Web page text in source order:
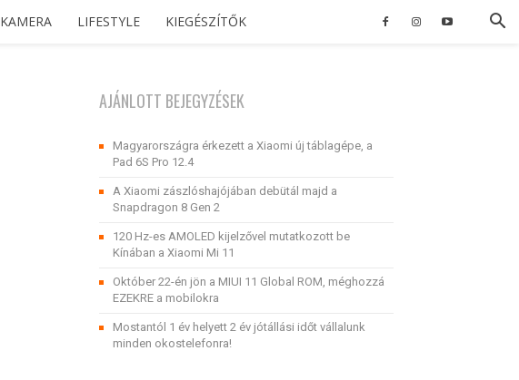
KAMERA LIFESTYLE KIEGÉSZÍTŐK
AJÁNLOTT BEJEGYZÉSEK
Magyarországra érkezett a Xiaomi új táblagépe, a
Pad 6S Pro 12.4
A Xiaomi zászlóshajójában debütál majd a
Snapdragon 8 Gen 2
120 Hz-es AMOLED kijelzővel mutatkozott be
Kínában a Xiaomi Mi 11
Október 22-én jön a MIUI 11 Global ROM, méghozzá
EZEKRE a mobilokra
Mostantól 1 év helyett 2 év jótállási időt vállalunk
minden okostelefonra!